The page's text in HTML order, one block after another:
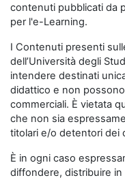
contenuti pubblicati da
per l'e-Learning.
I Contenuti presenti
dell’Università degli
intendere destinati
didattico e non
commerciali. È vietata
che non sia
titolari e/o detentori dei
È in ogni caso
diffondere, distribuire